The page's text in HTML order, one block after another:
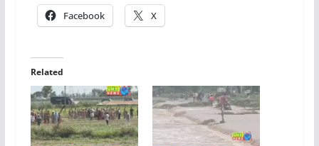
Facebook X
Related